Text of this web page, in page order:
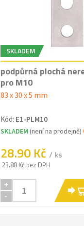
SKLADEM
podpůrná plochá
pro M10
83 x 30 x 5 mm
Kód: E1-PLM10
SKLADEM (není na prodejně)
28.90 Kč / ks
23.88 Kč bez DPH
+
-